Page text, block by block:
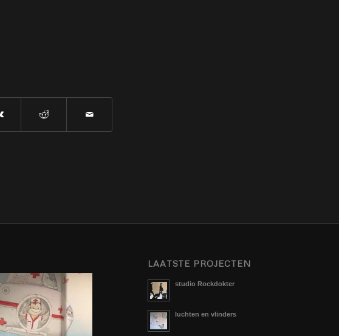
LAATSTE PROJECTEN
studio Rockdokter
luchten en vlinders